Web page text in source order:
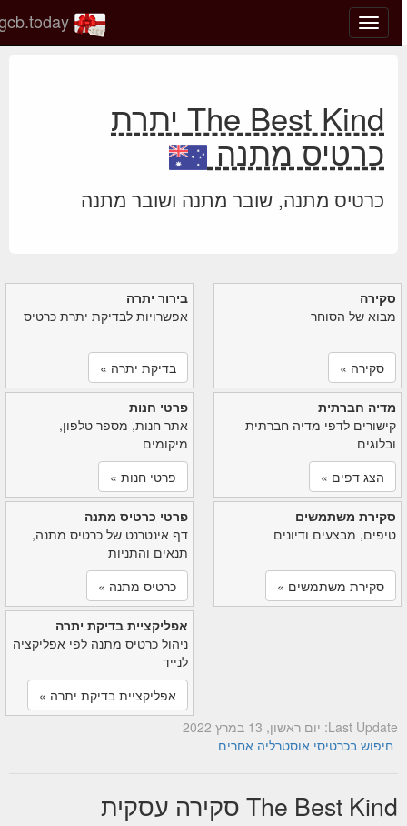
החלף
מצב
gcb.today
The Best Kind יתרת
כרטיס מתנה
כרטיס מתנה, שובר מתנה ושובר מתנה
בירור יתרה
אפשרויות לבדיקת יתרת כרטיס
בדיקת יתרה »
סקירה
מבוא של הסוחר
סקירה »
פרטי חנות
אתר חנות, מספר טלפון,
מיקומים
פרטי חנות »
מדיה חברתית
קישורים לדפי מדיה חברתית
ובלוגים
הצג דפים »
פרטי כרטיס מתנה
דף אינטרנט של כרטיס מתנה,
תנאים והתניות
כרטיס מתנה »
סקירת משתמשים
טיפים, מבצעים ודיונים
סקירת משתמשים »
אפליקציית בדיקת יתרה
ניהול כרטיס מתנה לפי אפליקציה
לנייד
אפליקציית בדיקת יתרה »
Last Update: יום ראשון, 13 במרץ 2022
חיפוש בכרטיסי אוסטרליה אחרים
The Best Kind סקירה עסקית